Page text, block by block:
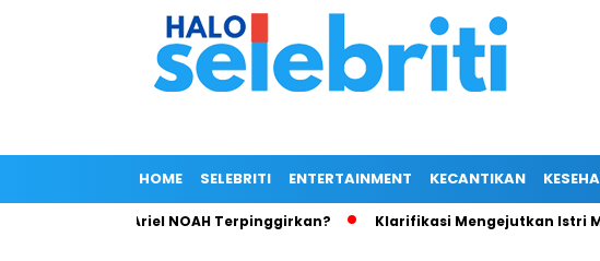
HOME SELEBRITI ENTERTAINMENT KECANTIKAN
Wong, Ariel NOAH Terpinggirkan? Klarifikasi Mengejutkan Istri Menteri